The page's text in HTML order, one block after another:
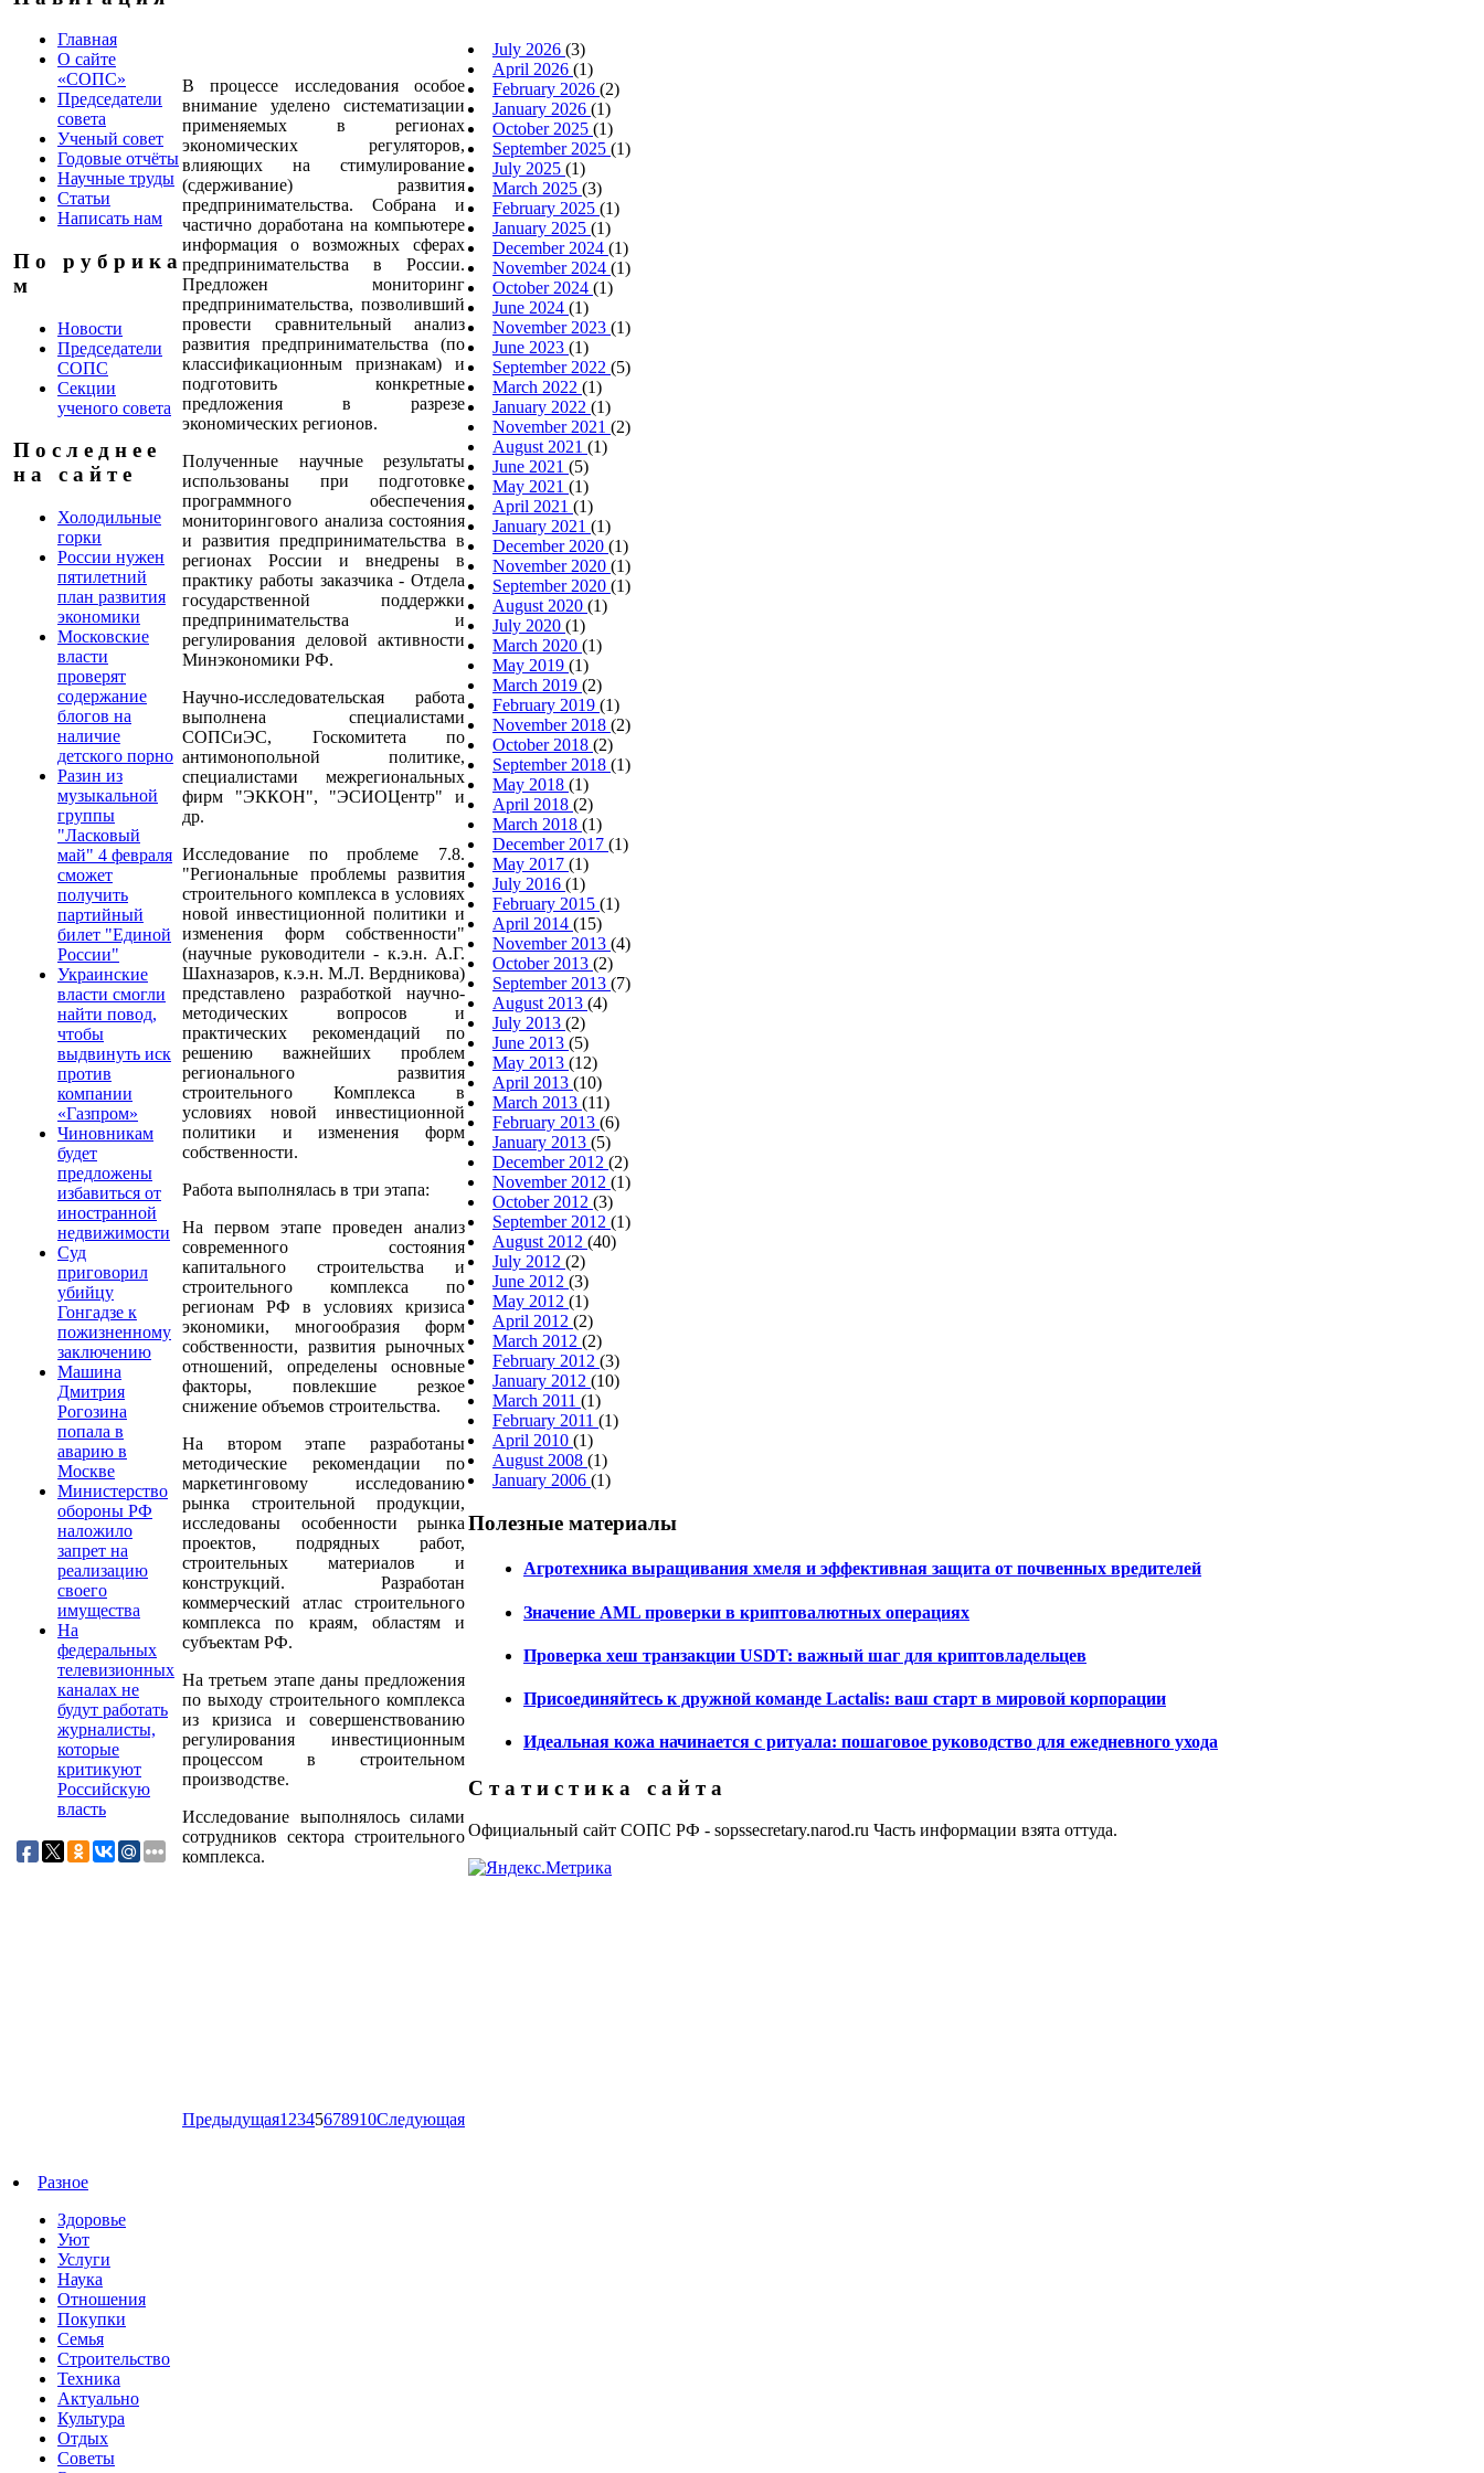
Главная
О сайте
«СОПС»
Председатели
совета
Ученый совет
Годовые отчёты
Научные труды
Статьи
Написать нам
П о р у б р и к а
м
Новости
Председатели
СОПС
Секции
ученого совета
П о с л е д н е е
н а с а й т е
Холодильные
горки
России нужен
пятилетний
план развития
экономики
Московские
власти
проверят
содержание
блогов на
наличие
детского порно
Разин из
музыкальной
группы
"Ласковый
май" 4 февраля
сможет
получить
партийный
билет "Единой
России"
Украинские
власти смогли
найти повод,
чтобы
выдвинуть иск
против
компании
«Газпром»
Чиновникам
будет
предложены
избавиться от
иностранной
недвижимости
Суд
приговорил
убийцу
Гонгадзе к
пожизненному
заключению
Машина
Дмитрия
Рогозина
попала в
аварию в
Москве
Министерство
обороны РФ
наложило
запрет на
реализацию
своего
имущества
На
федеральных
телевизионных
каналах не
будут работать
журналисты,
которые
критикуют
Российскую
власть
В процессе исследования особое
внимание уделено систематизации
применяемых в регионах
экономических регуляторов,
влияющих на стимулирование
(сдерживание) развития
предпринимательства. Собрана и
частично доработана на компьютере
информация о возможных сферах
предпринимательства в России.
Предложен мониторинг
предпринимательства, позволивший
провести сравнительный анализ
развития предпринимательства (по
классификационным признакам) и
подготовить конкретные
предложения в разрезе
экономических регионов.
Полученные научные результаты
использованы при подготовке
программного обеспечения
мониторингового анализа состояния
и развития предпринимательства в
регионах России и внедрены в
практику работы заказчика - Отдела
государственной поддержки
предпринимательства и
регулирования деловой активности
Минэкономики РФ.
Научно-исследовательская работа
выполнена специалистами
СОПСиЭС, Госкомитета по
антимонопольной политике,
специалистами межрегиональных
фирм "ЭККОН", "ЭСИОЦентр" и
др.
Исследование по проблеме 7.8.
"Региональные проблемы развития
строительного комплекса в условиях
новой инвестиционной политики и
изменения форм собственности"
(научные руководители - к.э.н. А.Г.
Шахназаров, к.э.н. М.Л. Вердникова)
представлено разработкой научно-
методических вопросов и
практических рекомендаций по
решению важнейших проблем
регионального развития
строительного Комплекса в
условиях новой инвестиционной
политики и изменения форм
собственности.
Работа выполнялась в три этапа:
На первом этапе проведен анализ
современного состояния
капитального строительства и
строительного комплекса по
регионам РФ в условиях кризиса
экономики, многообразия форм
собственности, развития рыночных
отношений, определены основные
факторы, повлекшие резкое
снижение объемов строительства.
На втором этапе разработаны
методические рекомендации по
маркетинговому исследованию
рынка строительной продукции,
исследованы особенности рынка
проектов, подрядных работ,
строительных материалов и
конструкций. Разработан
коммерческий атлас строительного
комплекса по краям, областям и
субъектам РФ.
На третьем этапе даны предложения
по выходу строительного комплекса
из кризиса и совершенствованию
регулирования инвестиционным
процессом в строительном
производстве.
Исследование выполнялось силами
сотрудников сектора строительного
комплекса.
Предыдущая1 2345678910Следующая
July 2026 (3)
April 2026 (1)
February 2026 (2)
January 2026 (1)
October 2025 (1)
September 2025 (1)
July 2025 (1)
March 2025 (3)
February 2025 (1)
January 2025 (1)
December 2024 (1)
November 2024 (1)
October 2024 (1)
June 2024 (1)
November 2023 (1)
June 2023 (1)
September 2022 (5)
March 2022 (1)
January 2022 (1)
November 2021 (2)
August 2021 (1)
June 2021 (5)
May 2021 (1)
April 2021 (1)
January 2021 (1)
December 2020 (1)
November 2020 (1)
September 2020 (1)
August 2020 (1)
July 2020 (1)
March 2020 (1)
May 2019 (1)
March 2019 (2)
February 2019 (1)
November 2018 (2)
October 2018 (2)
September 2018 (1)
May 2018 (1)
April 2018 (2)
March 2018 (1)
December 2017 (1)
May 2017 (1)
July 2016 (1)
February 2015 (1)
April 2014 (15)
November 2013 (4)
October 2013 (2)
September 2013 (7)
August 2013 (4)
July 2013 (2)
June 2013 (5)
May 2013 (12)
April 2013 (10)
March 2013 (11)
February 2013 (6)
January 2013 (5)
December 2012 (2)
November 2012 (1)
October 2012 (3)
September 2012 (1)
August 2012 (40)
July 2012 (2)
June 2012 (3)
May 2012 (1)
April 2012 (2)
March 2012 (2)
February 2012 (3)
January 2012 (10)
March 2011 (1)
February 2011 (1)
April 2010 (1)
August 2008 (1)
January 2006 (1)
Полезные материалы
Агротехника выращивания хмеля и эффективная защита от почвенных вредителей
Значение AML проверки в криптовалютных операциях
Проверка хеш транзакции USDT: важный шаг для криптовладельцев
Присоединяйтесь к дружной команде Lactalis: ваш старт в мировой корпорации
Идеальная кожа начинается с ритуала: пошаговое руководство для ежедневного ухода
С т а т и с т и к а с а й т а
Официальный сайт СОПС РФ - sopssecretary.narod.ru Часть информации взята оттуда.
Разное
Здоровье
Уют
Услуги
Наука
Отношения
Покупки
Семья
Строительство
Техника
Актуально
Культура
Отдых
Советы